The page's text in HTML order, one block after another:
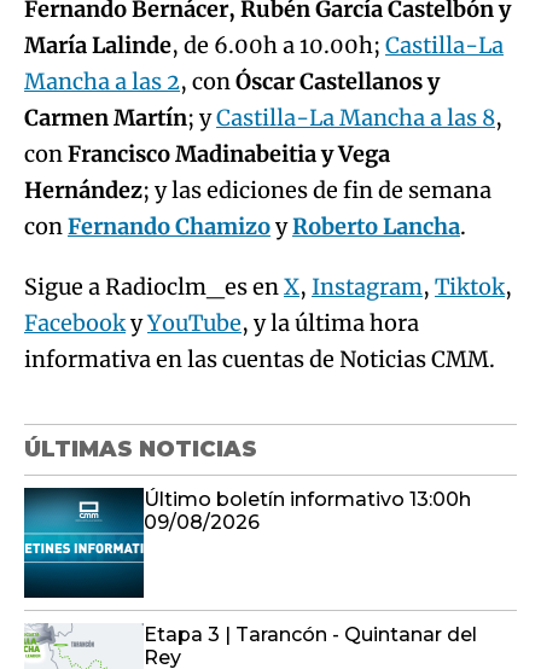
Fernando Bernácer, Rubén García Castelbón y
María Lalinde, de 6.00h a 10.00h; Castilla-La
Mancha a las 2, conÓscar Castellanos y
Carmen Martín; yCastilla-La Mancha a las 8,
conFrancisco Madinabeitia y Vega
Hernández; y las ediciones de fin de semana
conFernando ChamizoyRoberto Lancha.
Sigue a Radioclm_es enX, Instagram, Tiktok,
FacebookyYouTube, y la última hora
informativa en las cuentas de Noticias CMM.
ÚLTIMAS NOTICIAS
Último boletín informativo 13:00h
09/08/2026
Etapa 3 | Tarancón - Quintanar del
Rey